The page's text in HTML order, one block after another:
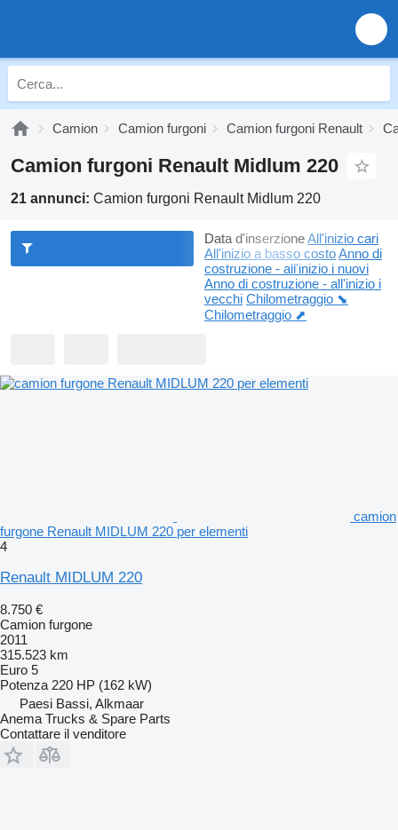
Camion Camion furgoni Camion furgoni Renault
Camion furgoni Renault Midlum 220
21 annunci: Camion furgoni Renault Midlum 220
Data d'inserzioneAll'inizio cari
All'inizio a basso costoAnno di
costruzione - all'inizio i nuovi
Anno di costruzione - all'inizio i
vecchi Chilometraggio ⬊
Chilometraggio ⬈
camion
furgone Renault MIDLUM 220 per elementi
4
Renault MIDLUM 220
8.750 €
Camion furgone
2011
315.523 km
Euro 5
Potenza 220 HP (162 kW)
Paesi Bassi, Alkmaar
Anema Trucks & Spare Parts
Contattare il venditore